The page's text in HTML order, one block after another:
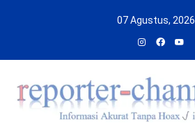
07 Agustus, 2026